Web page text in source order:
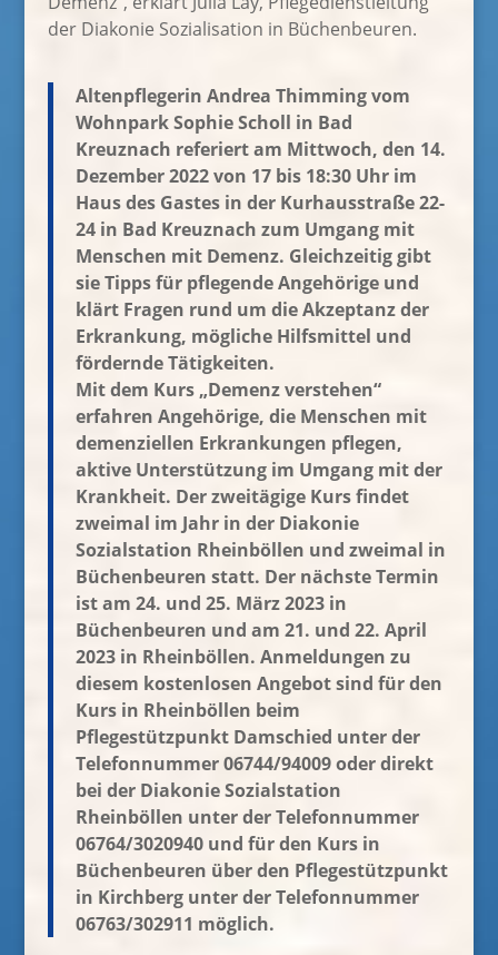
der Diakonie Sozialisation in Büchenbeuren.
Altenpflegerin Andrea Thimming vom
Wohnpark Sophie Scholl in Bad
Kreuznach referiert am Mittwoch, den 14.
Dezember 2022 von 17 bis 18:30 Uhr im
Haus des Gastes in der Kurhausstraße 22-
24 in Bad Kreuznach zum Umgang mit
Menschen mit Demenz. Gleichzeitig gibt
sie Tipps für pflegende Angehörige und
klärt Fragen rund um die Akzeptanz der
Erkrankung, mögliche Hilfsmittel und
fördernde Tätigkeiten.
Mit dem Kurs „Demenz verstehen“
erfahren Angehörige, die Menschen mit
demenziellen Erkrankungen pflegen,
aktive Unterstützung im Umgang mit der
Krankheit. Der zweitägige Kurs findet
zweimal im Jahr in der Diakonie
Sozialstation Rheinböllen und zweimal in
Büchenbeuren statt. Der nächste Termin
ist am 24. und 25. März 2023 in
Büchenbeuren und am 21. und 22. April
2023 in Rheinböllen. Anmeldungen zu
diesem kostenlosen Angebot sind für den
Kurs in Rheinböllen beim
Pflegestützpunkt Damschied unter der
Telefonnummer 06744/94009 oder direkt
bei der Diakonie Sozialstation
Rheinböllen unter der Telefonnummer
06764/3020940 und für den Kurs in
Büchenbeuren über den Pflegestützpunkt
in Kirchberg unter der Telefonnummer
06763/302911 möglich.